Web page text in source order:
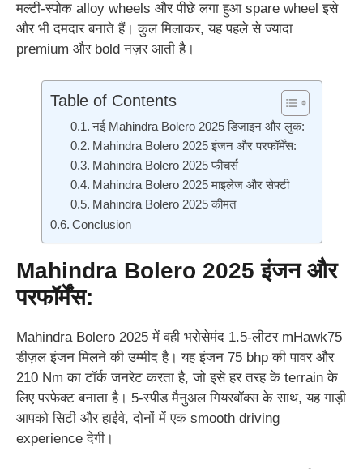
मल्टी-स्पोक alloy wheels और पीछे लगा हुआ spare wheel इसे
और भी दमदार बनाते हैं। कुल मिलाकर, यह पहले से ज्यादा
premium और bold नज़र आती है।
Table of Contents
नई Mahindra Bolero 2025 डिज़ाइन और लुक:
Mahindra Bolero 2025 इंजन और परफॉर्मेंस:
Mahindra Bolero 2025 फीचर्स
Mahindra Bolero 2025 माइलेज और सेफ्टी
Mahindra Bolero 2025 कीमत
Conclusion
Mahindra Bolero 2025इंजन और
परफॉर्मेंस:
Mahindra Bolero 2025 में वही भरोसेमंद 1.5-लीटर mHawk75
डीज़ल इंजन मिलने की उम्मीद है। यह इंजन 75 bhp की पावर और
210 Nm का टॉर्क जनरेट करता है, जो इसे हर तरह के terrain के
लिए परफेक्ट बनाता है। 5-स्पीड मैनुअल गियरबॉक्स के साथ, यह गाड़ी
आपको सिटी और हाईवे, दोनों में एक smooth driving
experience देगी।